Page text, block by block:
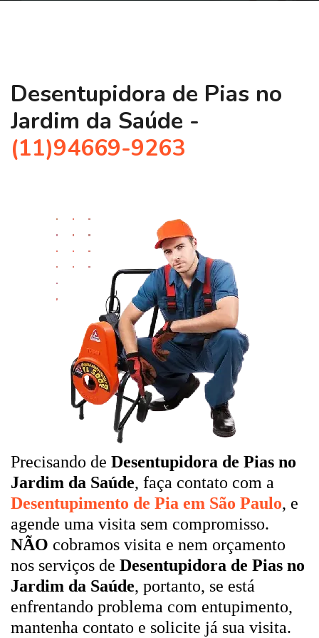
Desentupidora de Pias no
Jardim da Saúde -
(11)94669-9263
Precisando de Desentupidora de Pias no
Jardim da Saúde, faça contato com a
Desentupimento de Pia em São Paulo, e
agende uma visita sem compromisso.
NÃO cobramos visita e nem orçamento
nos serviços de Desentupidora de Pias no
Jardim da Saúde, portanto, se está
enfrentando problema com entupimento,
mantenha contato e solicite já sua visita.